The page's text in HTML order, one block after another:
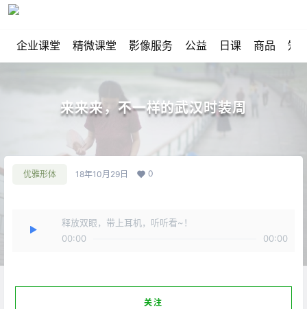
企业课堂 精微课堂 影像服务 公益 日课 商品 知
来来来，不一样的武汉时装周
优雅形体 18年10月29日 0
释放双眼，带上耳机，听听看~！
00:00
00:00
关注